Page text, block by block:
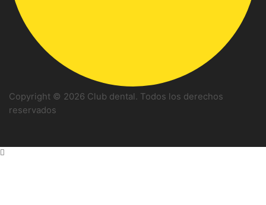
Copyright © 2026 Club dental. Todos los derechos
reservados